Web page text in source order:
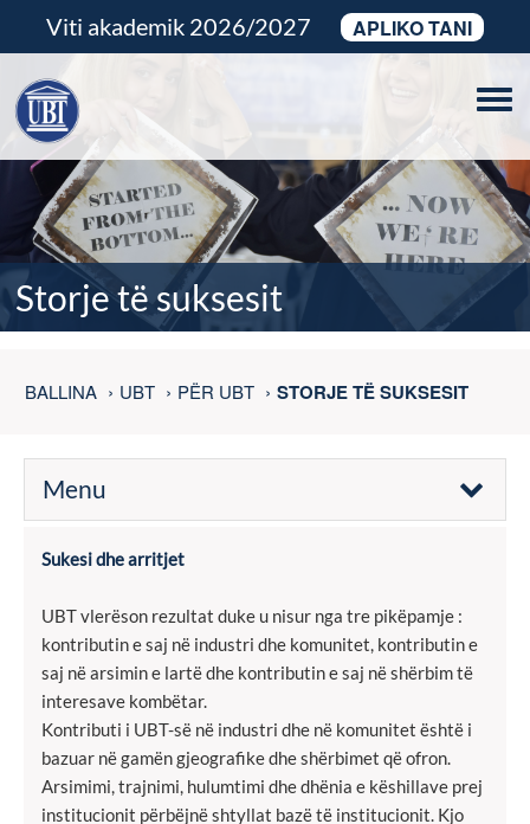
Viti akademik 2026/2027 APLIKO TANI
Storje të suksesit
BALLINA UBT PËR UBT STORJE TË SUKSESIT
Menu
Sukesi dhe arritjet
UBT vlerëson rezultat duke u nisur nga tre pikëpamje :
kontributin e saj në industri dhe komunitet, kontributin e
saj në arsimin e lartë dhe kontributin e saj në shërbim të
interesave kombëtar.
Kontributi i UBT-së në industri dhe në komunitet është i
bazuar në gamën gjeografike dhe shërbimet që ofron.
Arsimimi, trajnimi, hulumtimi dhe dhënia e këshillave prej
institucionit përbëjnë shtyllat bazë të institucionit. Kjo